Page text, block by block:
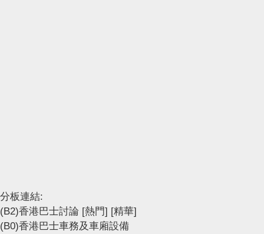
分板連結:
(B2)香港巴士討論 [熱門] [精華]
(B0)香港巴士車務及車廂設備